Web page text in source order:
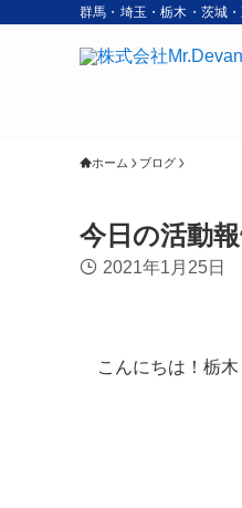
群馬・埼玉・栃木・茨城
ホーム ブログ
今日の活動
2021年1月25日
こんにちは！栃